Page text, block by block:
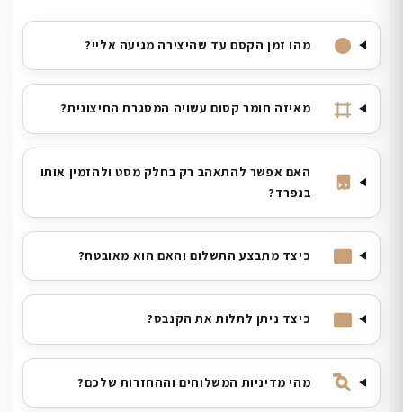
מהו זמן הקסם עד שהיצירה מגיעה אליי?
מאיזה חומר קסום עשויה המסגרת החיצונית?
האם אפשר להתאהב רק בחלק מסט ולהזמין אותו
בנפרד?
כיצד מתבצע התשלום והאם הוא מאובטח?
כיצד ניתן לתלות את הקנבס?
מהי מדיניות המשלוחים וההחזרות שלכם?